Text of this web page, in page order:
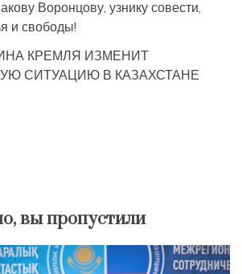
Воронцову, узнику совести,
и свободы!
КРЕМЛЯ ИЗМЕНИТ
СИТУАЦИЮ В КАЗАХСТАНЕ
вы пропустили